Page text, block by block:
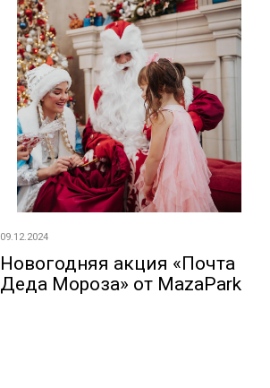
09.12.2024
Новогодняя акция «Почта
Деда Мороза» от MazaPark